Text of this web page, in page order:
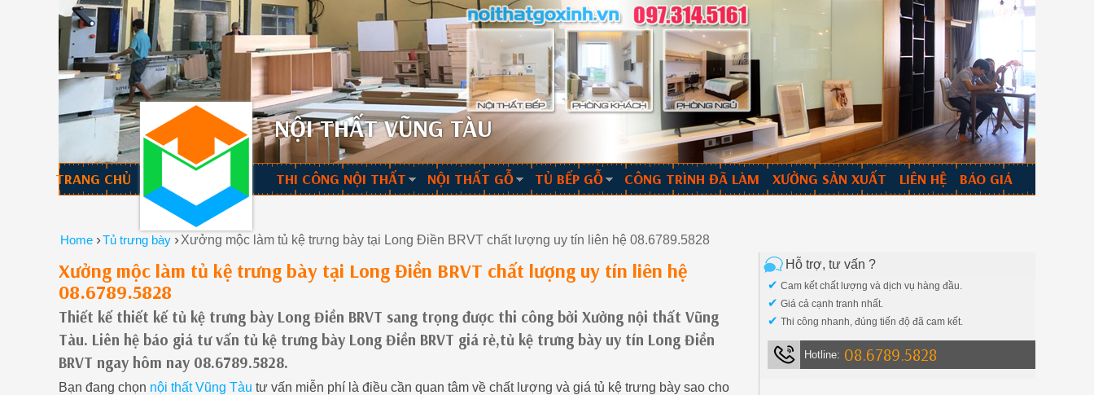
NỘI THẤT VŨNG TÀU
TRANG CHỦ THI CÔNG NỘI THẤT NỘI THẤT GỖ TỦ BẾP GỖ CÔNG TRÌNH ĐÃ LÀM XƯỞNG SẢN XUẤT LIÊN HỆ BÁO GIÁ
Home ›Tủ trưng bày ›Xưởng mộc làm tủ kệ trưng bày tại Long Điền BRVT chất lượng uy tín liên hệ 08.6789.5828
Xưởng mộc làm tủ kệ trưng bày tại Long Điền BRVT chất lượng uy tín liên hệ
08.6789.5828
Thiết kế thiết kế tủ kệ trưng bày Long Điền BRVT sang trọng được thi công bởi Xưởng nội thất Vũng
Tàu. Liên hệ báo giá tư vấn tủ kệ trưng bày Long Điền BRVT giá rẻ,tủ kệ trưng bày uy tín Long Điền
BRVT ngay hôm nay 08.6789.5828.
Bạn đang chọn nội thất Vũng Tàu tư vấn miễn phí là điều cần quan tâm về chất lượng và giá tủ kệ trưng bày sao cho
Hỗ trợ, tư vấn ?
✔ Cam kết chất lượng và dịch vụ hàng đầu.
✔ Giá cả cạnh tranh nhất.
✔ Thi công nhanh, đúng tiến độ đã cam kết.
Hotline: 08.6789.5828